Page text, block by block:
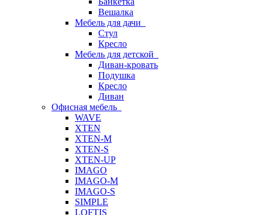
Вешалка
Мебель для дачи
Стул
Кресло
Мебель для детской
Диван-кровать
Подушка
Кресло
Диван
Офисная мебель
WAVE
XTEN
XTEN-M
XTEN-S
XTEN-UP
IMAGO
IMAGO-M
IMAGO-S
SIMPLE
LOFTIS